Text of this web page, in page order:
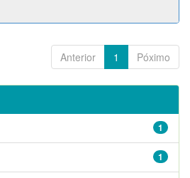
Anterior 1 Póximo
1
1